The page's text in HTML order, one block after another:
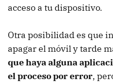
acceso a tu dispositivo.
Otra posibilidad es que
apagar el móvil y tarde
que haya alguna
el proceso por error,